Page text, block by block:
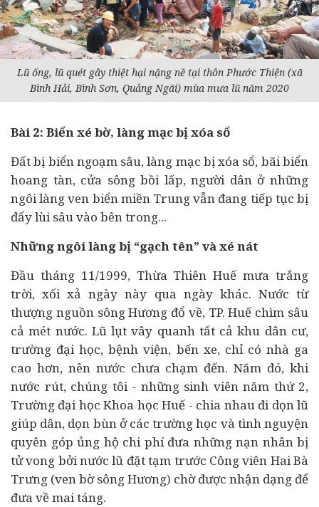
Lũ ống, lũ quét gây thiệt hại nặng nề tại thôn Phước Thiện (xã
Bình Hải, Bình Sơn, Quảng Ngãi) mùa mưa lũ năm 2020
Bài 2: Biển xé bờ, làng mạc bị xóa sổ
Đất bị biển ngoạm sâu, làng mạc bị xóa sổ, bãi biển
hoang tàn, cửa sông bồi lấp, người dân ở những
ngôi làng ven biển miền Trung vẫn đang tiếp tục bị
đẩy lùi sâu vào bên trong...
Những ngôi làng bị “gạch tên” và xé nát
Đầu tháng 11/1999, Thừa Thiên Huế mưa trắng
trời, xối xả ngày này qua ngày khác. Nước từ
thượng nguồn sông Hương đổ về, TP. Huế chìm sâu
cả mét nước. Lũ lụt vây quanh tất cả khu dân cư,
trường đại học, bệnh viện, bến xe, chỉ có nhà ga
cao hơn, nên nước chưa chạm đến. Năm đó, khi
nước rút, chúng tôi - những sinh viên năm thứ 2,
Trường đại học Khoa học Huế - chia nhau đi dọn lũ
giúp dân, dọn bùn ở các trường học và tình nguyện
quyên góp ủng hộ chi phí đưa những nạn nhân bị
tử vong bởi nước lũ đặt tạm trước Công viên Hai Bà
Trưng (ven bờ sông Hương) chờ được nhận dạng để
đưa về mai táng.